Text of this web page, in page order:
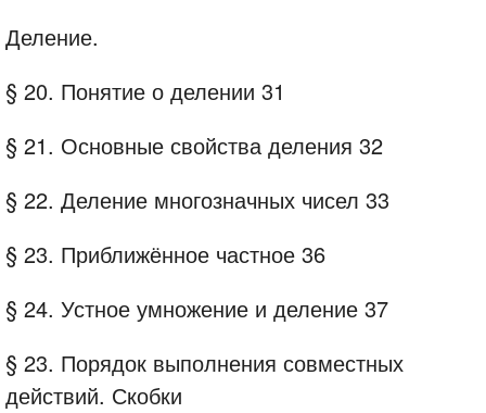
Деление.
§ 20. Понятие о делении 31
§ 21. Основные свойства деления 32
§ 22. Деление многозначных чисел 33
§ 23. Приближённое частное 36
§ 24. Устное умножение и деление 37
§ 23. Порядок выполнения совместных
действий. Скобки